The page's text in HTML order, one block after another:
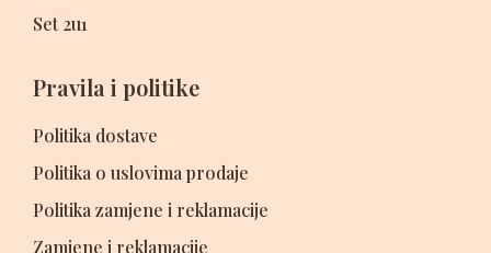
Set 2u1
Pravila i politike
Politika dostave
Politika o uslovima prodaje
Politika zamjene i reklamacije
Zamjene i reklamacije